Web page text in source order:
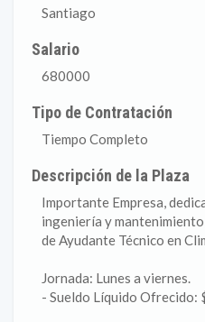
Santiago
Salario
680000
Tipo de Contratación
Tiempo Completo
Descripción de la Plaza
Importante Empresa,
ingeniería y
de Ayudante Técnico en
Jornada: Lunes a viernes.
- Sueldo Líquido Ofrecido: